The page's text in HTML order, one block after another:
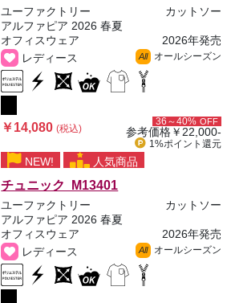
ユーファクトリー
カットソー
アルファピア 2026 春夏
オフィスウェア
2026年発売
レディース
All オールシーズン
￥14,080(税込)
36～40% OFF
参考価格￥22,000-
1%ポイント 還元
NEW! 人気商品
チュニック M13401
ユーファクトリー
カットソー
アルファピア 2026 春夏
オフィスウェア
2026年発売
レディース
All オールシーズン